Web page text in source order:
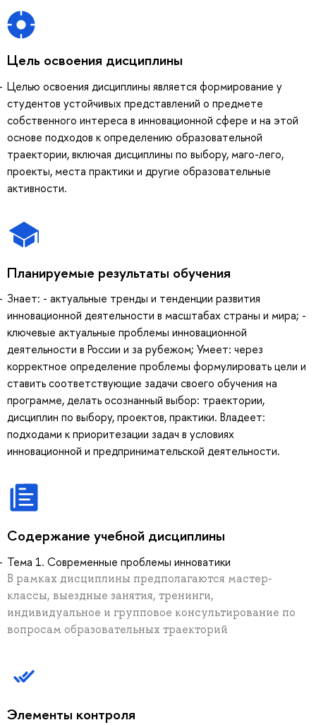
Цель освоения дисциплины
Целью освоения дисциплины является формирование у
студентов устойчивых представлений о предмете
собственного интереса в инновационной сфере и на этой
основе подходов к определению образовательной
траектории, включая дисциплины по выбору, маго-лего,
проекты, места практики и другие образовательные
активности.
Планируемые результаты обучения
Знает: - актуальные тренды и тенденции развития
инновационной деятельности в масштабах страны и мира; -
ключевые актуальные проблемы инновационной
деятельности в России и за рубежом; Умеет: через
корректное определение проблемы формулировать цели и
ставить соответствующие задачи своего обучения на
программе, делать осознанный выбор: траектории,
дисциплин по выбору, проектов, практики. Владеет:
подходами к приоритезации задач в условиях
инновационной и предпринимательской деятельности.
Содержание учебной дисциплины
Тема 1. Современные проблемы инноватики
В рамках дисциплины предполагаются мастер-
классы, выездные занятия, тренинги,
индивидуальное и групповое консультирование по
вопросам образовательных траекторий
Элементы контроля